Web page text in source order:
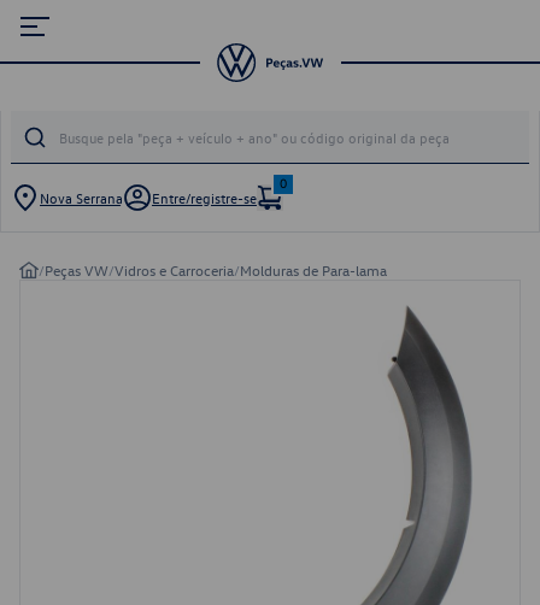
Nova Serrana Entre/registre-se
0
/Peças VW/Vidros e Carroceria/Molduras de Para-lama